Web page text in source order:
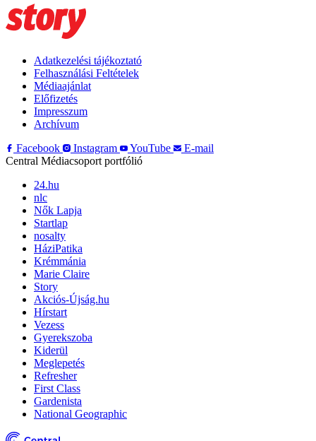
Adatkezelési tájékoztató
Felhasználási Feltételek
Médiaajánlat
Előfizetés
Impresszum
Archívum
Facebook
Instagram YouTube
E-mail
Central Médiacsoport portfólió
24.hu
nlc
Nők Lapja
Startlap
nosalty
HáziPatika
Krémmánia
Marie Claire
Story
Akciós-Újság.hu
Hírstart
Vezess
Gyerekszoba
Kiderül
Meglepetés
Refresher
First Class
Gardenista
National Geographic